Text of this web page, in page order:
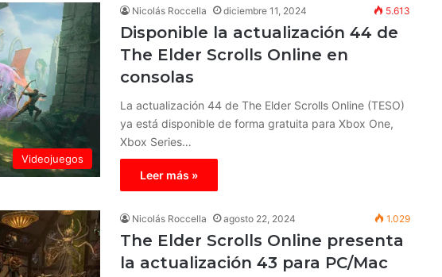
Videojuegos
Nicolás Roccella diciembre 11, 2024 5.613
Disponible la actualización 44 de
The Elder Scrolls Online en
consolas
La actualización 44 de The Elder Scrolls Online (TESO)
ya está disponible de forma gratuita para Xbox One,
Xbox Series…
Leer más »
Nicolás Roccella agosto 22, 2024 1.029
The Elder Scrolls Online presenta
la actualización 43 para PC/Mac